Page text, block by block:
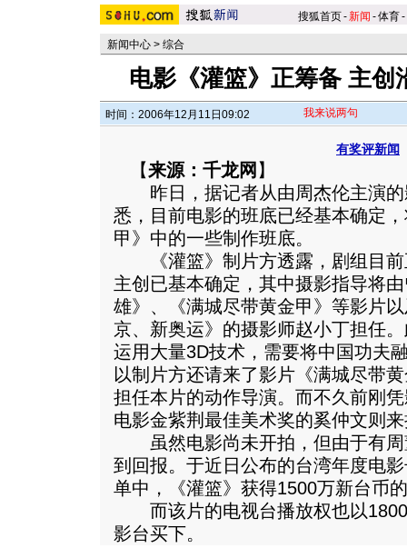
搜狐首页-新闻 -体育-
新闻中心 > 综合
电影《灌篮》正筹备 主创
时间：2006年12月11日09:02 我来说两句
有奖评新闻
【来源：千龙网 】
昨日，据记者从由周杰伦主演的
悉，目前电影的班底已经基本确定
甲》中的一些制作班底。
《灌篮》制片方透露，剧组目前
主创已基本确定，其中摄影指导将
雄》、《满城尽带黄金甲》等影片
京、新奥运》的摄影师赵小丁担任。
运用大量3D技术，需要将中国功夫
以制片方还请来了影片《满城尽带
担任本片的动作导演。而不久前刚
电影金紫荆最佳美术奖的奚仲文则
虽然电影尚未开拍，但由于有周
到回报。于近日公布的台湾年度电
单中，《灌篮》获得1500万新台币
而该片的电视台播放权也以1800
影台买下。